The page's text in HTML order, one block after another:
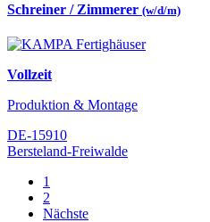
Schreiner / Zimmerer (w/d/m)
Vollzeit
Produktion & Montage
DE-15910
Bersteland-Freiwalde
1
2
Nächste